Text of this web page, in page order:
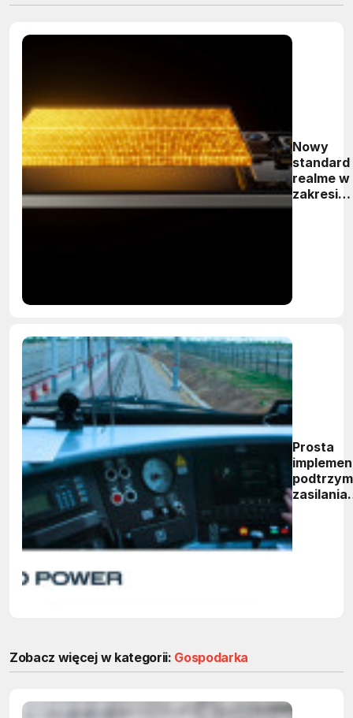
Nowy
standard
realme w
zakresie
Prosta
zasilania
Zobacz więcej w kategorii: Gospodarka